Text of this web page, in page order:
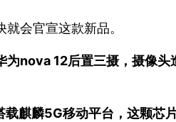
会官宣这款新品。
为nova 12后置三摄，摄像头
载麒麟5G移动平台，这颗芯